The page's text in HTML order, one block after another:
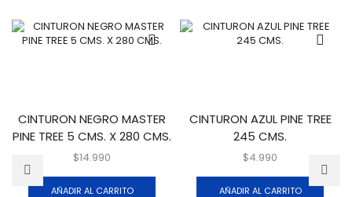
CINTURON NEGRO MASTER
PINE TREE 5 CMS. X 280 CMS.
$14.990
AÑADIR AL CARRITO
CINTURON AZUL PINE TREE
245 CMS.
$4.990
AÑADIR AL CARRITO